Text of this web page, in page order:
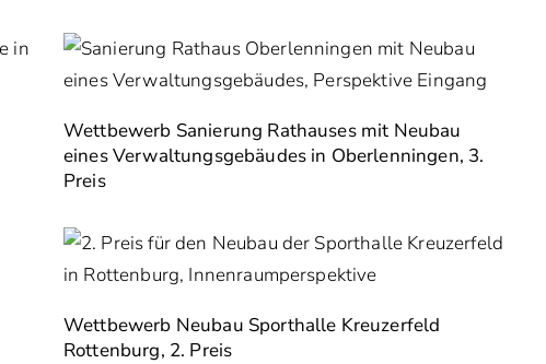
Wettbewerb Sanierung Rathauses mit Neubau
eines Verwaltungsgebäudes in Oberlenningen, 3.
Preis
Wettbewerb Neubau Sporthalle Kreuzerfeld
Rottenburg, 2. Preis